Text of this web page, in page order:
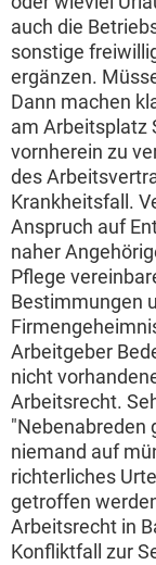
auch die
sonstige
ergänzen.
Dann machen
am Arbeitsplatz
vornherein zu
des
Krankheitsfall.
Anspruch auf
naher
Pflege
Bestimmungen
Arbeitgeber
nicht
Arbeitsrecht.
"Nebenabreden
niemand auf
richterliches
getroffen
Arbeitsrecht in
Konfliktfall zur